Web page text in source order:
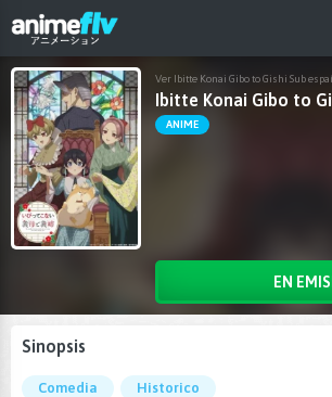
Ver Ibitte Konai Gibo to Gishi Sub
Ibitte Konai Gibo to
ANIME
EN
Sinopsis
Comedia Historico